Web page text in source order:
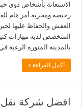
الاستعانة بأشخاص ذوي
رخيصة ومجربة أمر هام
العفش والحفاظ عليها
المتخصص لديه مهارات
بالمدينة المنورة الرغبة
أكمل القراءة »
افضل شركة نقل